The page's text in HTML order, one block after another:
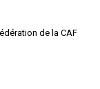
de la CAF